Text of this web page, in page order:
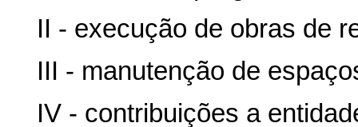
II - execução de obras de
III - manutenção de
IV - contribuições a